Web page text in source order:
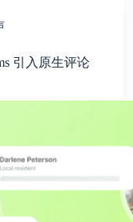
引入原生评论